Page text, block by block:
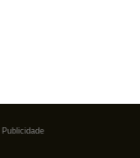
Publicidade